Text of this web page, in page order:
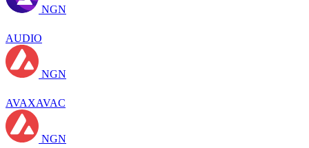
NGN
AUDIO
NGN
AVAXAVAC
NGN